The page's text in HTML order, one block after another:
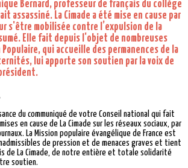
Bernard, professeur de français du collège
assassiné. La Cimade a été mise en cause par
s'être mobilisée contre l’expulsion de la
Elle fait depuis l'objet de nombreuses
qui accueille des permanences de la
lui apporte son soutien par la voix de
du communiqué de votre Conseil national qui fait
en cause de La Cimade sur les réseaux sociaux, par
La Mission populaire évangélique de France est
de pression et de menaces graves et tient
de La Cimade, de notre entière et totale solidarité
soutien.